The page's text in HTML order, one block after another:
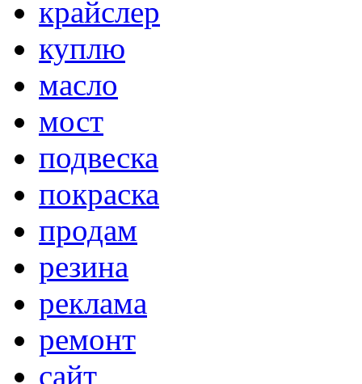
крайслер
куплю
масло
мост
подвеска
покраска
продам
резина
реклама
ремонт
сайт